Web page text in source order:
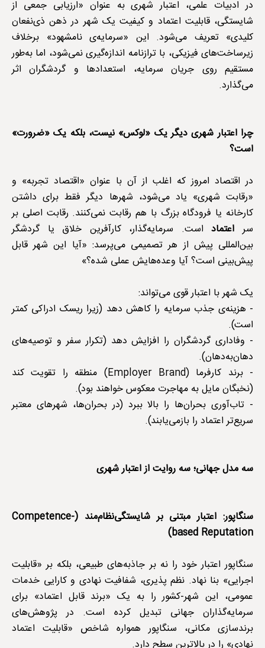
در ادبیات علمی، اعتبار شهری به عنوان «ارزیابی جمعی از
شایستگی، قابلیت اعتماد و کیفیت یک شهر در ذهن ذی‌نفعان
کلیدی» تعریف می‌شود. این «سرمایه‌ی نامشهود» برخلاف
زیرساخت‌های فیزیکی، با ترازنامه اندازه‌گیری نمی‌شود، اما به‌طور
مستقیم روی جریان سرمایه، استعدادها و گردشگران اثر
می‌گذارد.
چرا اعتبار شهری دیگر یک «لوکس» نیست، بلکه یک «ضرورت»
است؟
در اقتصاد امروز که اغلب از آن با عنوان «اقتصاد تجربه» و
«رقابت شهری» یاد می‌شود، شهرها دیگر فقط برای داشتن
کارخانه یا فرودگاه بزرگ با هم رقابت نمی‌کنند. رقابت اصلی بر
سر اعتماداست. سرمایه‌گذار، کارآفرین خلاق یا گردشگر
بین‌المللی پیش از هر تصمیمی می‌پرسد: «آیا این شهر قابل
پیش‌بینی است؟ آیا وعده‌هایش عملی شده؟»
یک شهر با اعتبار قوی می‌تواند:
- هزینه‌ی جذب سرمایه را کاهش دهد (زیرا ریسک ادراکی کمتر
است).
- وفاداری گردشگران را افزایش دهد (تکرار سفر و توصیه‌های
دهان‌به‌دهان).
- برند کارفرما (Employer Brand) منطقه را تقویت کند
(نخبگان مایل به مهاجرت معکوس خواهند بود).
- تاب‌آوری بحران‌ها را بالا ببرد (در بحران‌ها، شهرهای معتبر
سریع‌تر اعتماد را بازمی‌یابند).
سه مدل جهانی؛ سه روایت از اعتبار شهری
سنگاپور: اعتبار مبتنی بر شایستگی‌نظام‌مند (Competence-
based Reputation)
سنگاپور اعتبار خود را نه بر جاذبه‌های طبیعی، بلکه بر «قابلیت
اجرایی» بنا نهاد. نظم پذیری، شفافیت نهادی و کارایی خدمات
عمومی، این شهر-کشور را به یک «برند قابل اعتماد» برای
سرمایه‌گذاران جهانی تبدیل کرده است. در پژوهش‌های
برندسازی مکانی، سنگاپور همواره شاخص «قابلیت اعتماد
نهادی» را در بالاترین سطح دارد.